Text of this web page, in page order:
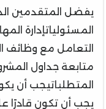
يفضل المتقدمين
المسئولياتإدارة
التعامل مع وظائف
متابعة جداول
المتطلباتيجب أن
يجب أن تكون قادرًا